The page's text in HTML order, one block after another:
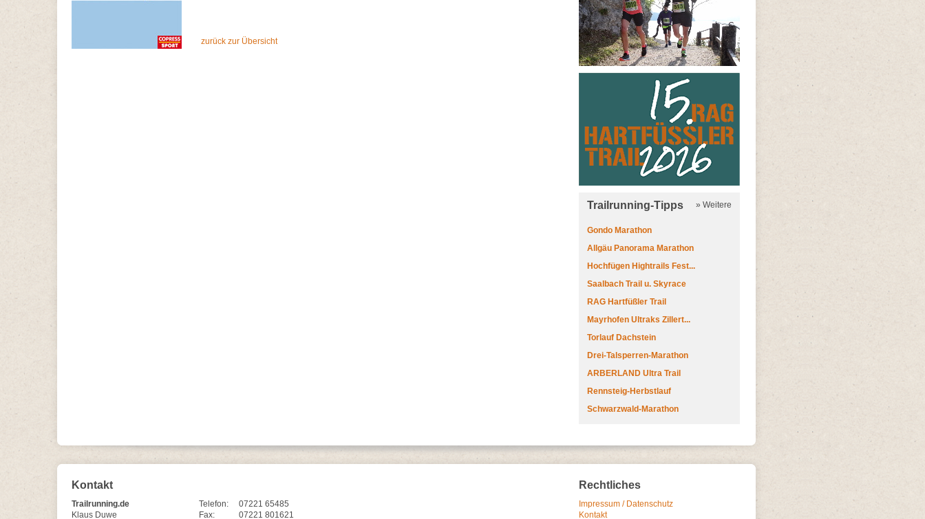
zurück zur Übersicht
Trailrunning-Tipps » Weitere
Gondo Marathon
Allgäu Panorama Marathon
Hochfügen Hightrails Fest...
Saalbach Trail u. Skyrace
RAG Hartfüßler Trail
Mayrhofen Ultraks Zillert...
Torlauf Dachstein
Drei-Talsperren-Marathon
ARBERLAND Ultra Trail
Rennsteig-Herbstlauf
Schwarzwald-Marathon
Kontakt
Trailrunning.de
Klaus Duwe
Telefon:
07221 65485
Fax:
07221 801621
Rechtliches
Impressum / Datenschutz
Kontakt